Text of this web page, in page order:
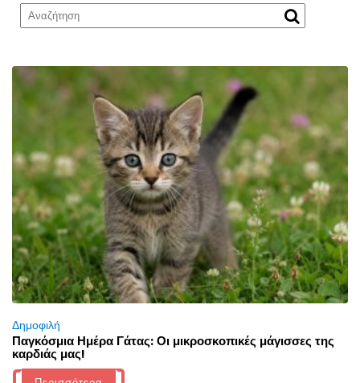
Δημοφιλή
Παγκόσμια Ημέρα Γάτας: Οι μικροσκοπικές μάγισσες της
καρδιάς μας!